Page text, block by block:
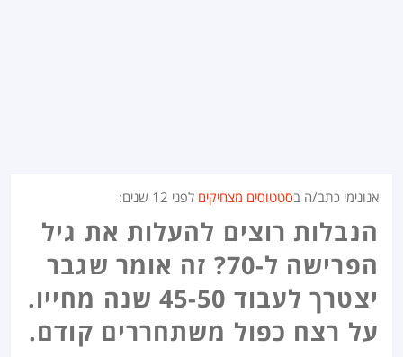
אנונימי כתב/ה בסטטוסים מצחיקים לפני 12 שנים :
הנבלות רוצים להעלות את גיל
הפרישה ל-70? זה אומר שגבר
יצטרך לעבוד 45-50 שנה מחייו.
על רצח כפול משתחררים קודם.